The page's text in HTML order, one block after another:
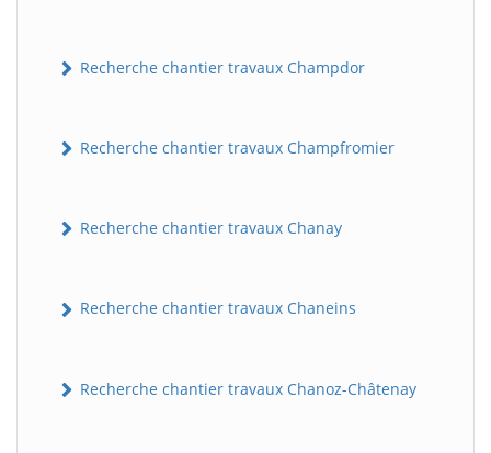
Recherche chantier travaux Champdor
Recherche chantier travaux Champfromier
Recherche chantier travaux Chanay
Recherche chantier travaux Chaneins
Recherche chantier travaux Chanoz-Châtenay